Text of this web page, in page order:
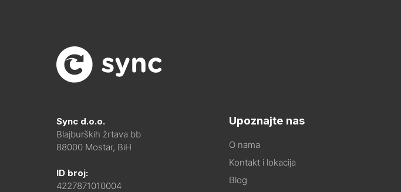
Sync d.o.o.
Blajburških žrtava bb
88000 Mostar, BiH
ID broj:
4227871010004
Upoznajte nas
O nama
Kontakt i lokacija
Blog